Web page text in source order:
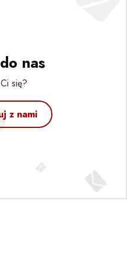
nas
się?
z nami